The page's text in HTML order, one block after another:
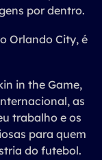
por dentro.
Orlando City, é
in the Game,
as
trabalho e os
para quem
do futebol.